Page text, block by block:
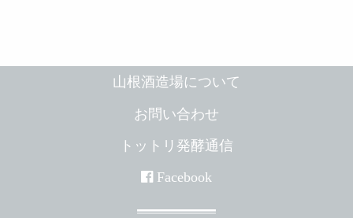
山根酒造場について
お問い合わせ
トットリ発酵通信
Facebook